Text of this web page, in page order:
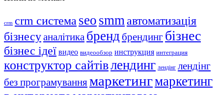
crm crm система seo smm автоматизація
бізнесуаналітика бренд брендинг бізнес
бізнес ідеї видео видеообзор инструкция интеграция
конструктор сайтівлендинг лендінг лендінг
без програмуваннямаркетингмаркетинг